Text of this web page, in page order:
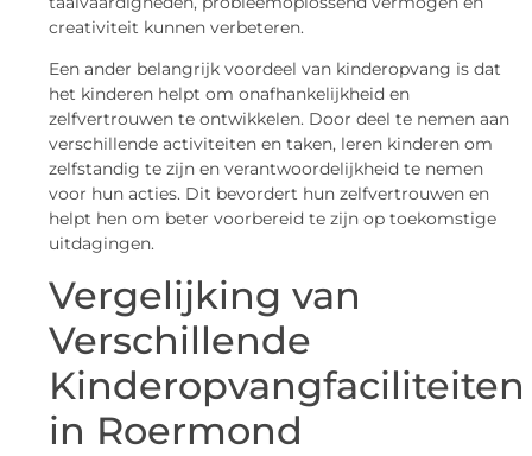
creativiteit kunnen verbeteren.
Een ander belangrijk voordeel van kinderopvang is dat
het kinderen helpt om onafhankelijkheid en
zelfvertrouwen te ontwikkelen. Door deel te nemen aan
verschillende activiteiten en taken, leren kinderen om
zelfstandig te zijn en verantwoordelijkheid te nemen
voor hun acties. Dit bevordert hun zelfvertrouwen en
helpt hen om beter voorbereid te zijn op toekomstige
uitdagingen.
Vergelijking van
Verschillende
Kinderopvangfaciliteiten
in Roermond